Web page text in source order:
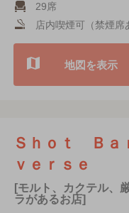
29席
店内喫煙可（禁煙席
地図を表示
Ｓｈｏｔ Ｂａ
ｖｅｒｓｅ
[モルト、カクテル、
ラがあるお店]